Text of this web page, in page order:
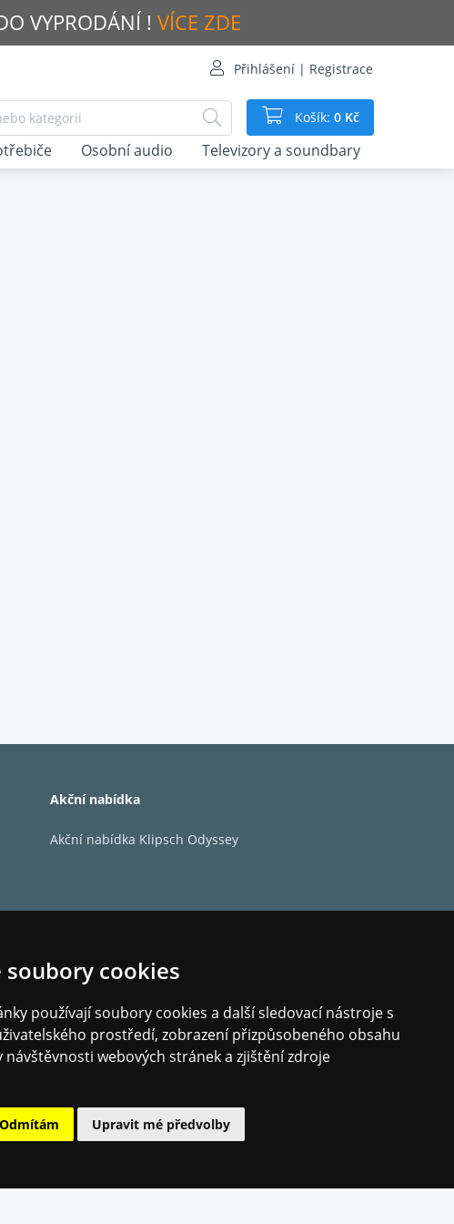
soubory cookies
používají soubory cookies a další sledovací nástroje s
prostředí, zobrazení přizpůsobeného obsahu
návštěvnosti webových stránek a zjištění zdroje
Odmítám Upravit mé předvolby
VYPRODÁNÍ ! VÍCE ZDE
Přihlášení | Registrace
Košík: 0 Kč
Osobní audio Televizory a soundbary
Akční nabídka
Akční nabídka Klipsch Odyssey